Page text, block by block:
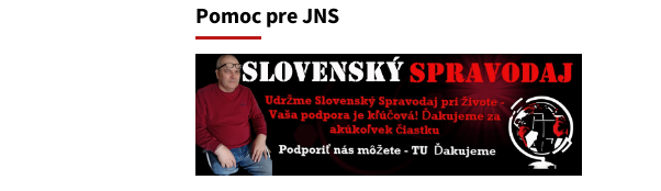
Pomoc pre JNS